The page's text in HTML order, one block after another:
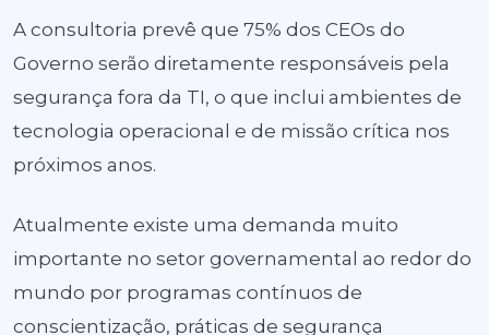
A consultoria prevê que 75% dos CEOs do
Governo serão diretamente responsáveis pela
segurança fora da TI, o que inclui ambientes de
tecnologia operacional e de missão crítica nos
próximos anos.
Atualmente existe uma demanda muito
importante no setor governamental ao redor do
mundo por programas contínuos de
conscientização, práticas de segurança